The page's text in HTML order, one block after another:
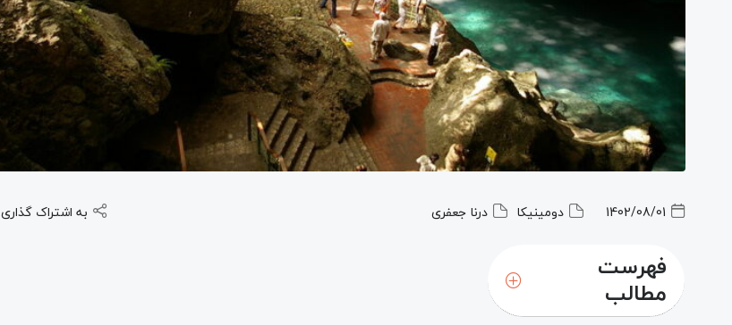
1402/08/01 دومینیکا درنا جعفری به اشتراک گذاری
فهرست
مطالب